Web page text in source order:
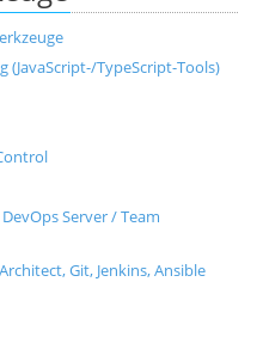
TypeScript-Tools)
Server / Team
Git, Jenkins, Ansible